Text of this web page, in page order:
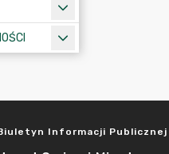
Informacji Publicznej